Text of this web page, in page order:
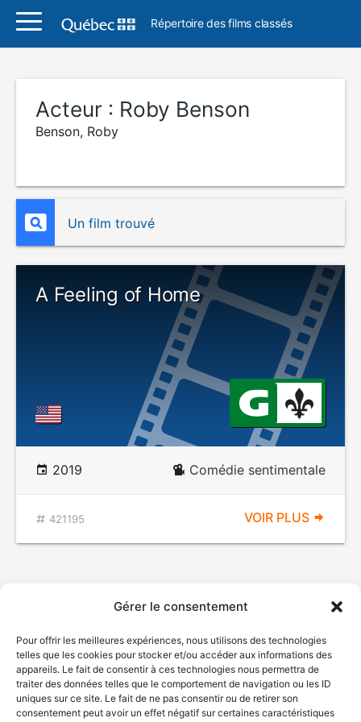
Gérer le consentement
Pour offrir les meilleures expériences, nous utilisons des technologies
telles que les cookies pour stocker et/ou accéder aux informations des
appareils. Le fait de consentir à ces technologies nous permettra de
traiter des données telles que le comportement de navigation ou les ID
uniques sur ce site. Le fait de ne pas consentir ou de retirer son
consentement peut avoir un effet négatif sur certaines caractéristiques
Répertoire des films classés
Acteur : Roby Benson
Benson, Roby
Un film trouvé
A Feeling of Home
2019 Comédie sentimentale
421195 VOIR PLUS